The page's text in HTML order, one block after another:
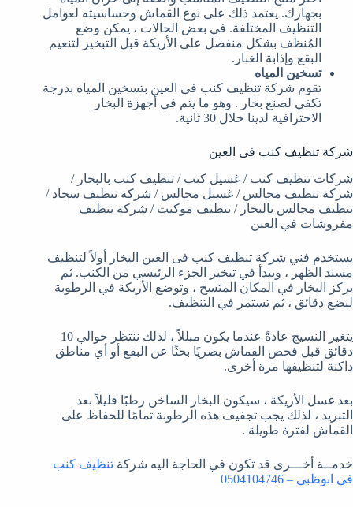
بجهازك. يعتمد ذلك على نوع القماش وحساسيته لعوامل
التنظيف المختلفة. في بعض الحالات ، يمكن وضع
المُنظف بشكل منفصل على الأريكة قبل التبخير لتنعيم
البقع وإذابة الغبار.
تسخين المياه
تقوم شركة تنظيف كنب فى العين بتسخين المياه بدرجة
تكفي لصنع بخار . وهو ما يتم في أجهزة البخار
الاحترافية لدينا خلال 30 ثانية.
شركة تنظيف كنب فى العين
شركات تنظيف كنب / غسيل كنب / تنظيف كنب بالبخار /
شركة تنظيف مجالس / غسيل مجالس / شركة تنظيف سجاد /
تنظيف مجالس بالبخار / تنظيف موكيت / شركة تنظيف
مفروشات في العين
يستخدم فني شركة تنظيف كنب فى العين البخار أولاً لتنظيف
مسند الظهر ، ويبدأ في تبخير الجزء الرئيسي من الكنب. ثم
يركز البخار في المكان المتسخ ، وتوضع الأريكة في الرطوبة
لبضع دقائق ، ثم تستمر في التنظيف.
يتغير النسيج عادةً عندما يكون مبللاً ، لذلك ننتظر حوالي 10
دقائق قبل فحص القماش بصريًا بحثًا عن البقع أو أي مناطق
داكنة لتنظيفها مرة أخرى.
بعد غسل الأريكة ، سيكون البخار الساخن رطبًا قليلاً بعد
التبريد ، لذلك يجب تجفيف هذه الرطوبة تمامًا للحفاظ على
القماش لفترة طويلة .
خدمــة أخـــرى قد تكون في الحاجة اليه شركة تنظيف كنب
في ابوظبي – 0504104746